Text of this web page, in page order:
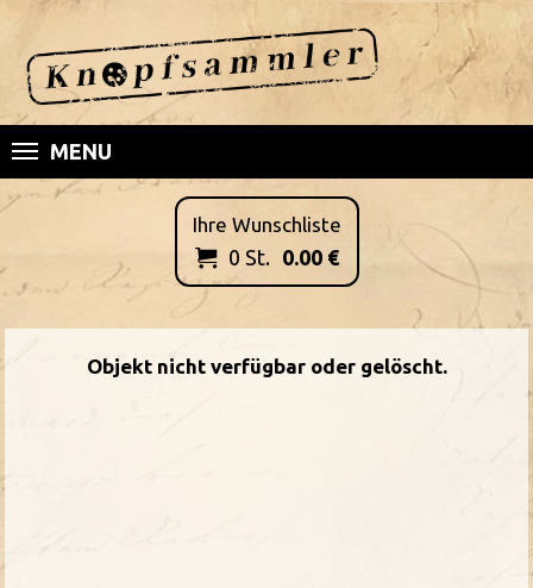
MENU
Ihre Wunschliste
 0 St. 0.00€
Objekt nicht verfügbar oder gelöscht.